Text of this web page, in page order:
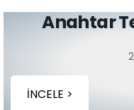
Anahtar
İNCELE >